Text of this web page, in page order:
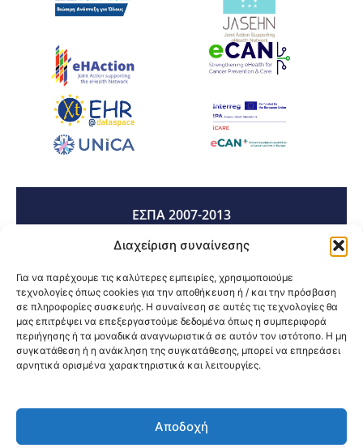
Διαχείριση συναίνεσης
Για να παρέχουμε τις καλύτερες εμπειρίες, χρησιμοποιούμε
τεχνολογίες όπως cookies για την αποθήκευση ή / και την πρόσβαση
σε πληροφορίες συσκευής. Η συναίνεση σε αυτές τις τεχνολογίες θα
μας επιτρέψει να επεξεργαστούμε δεδομένα όπως η συμπεριφορά
περιήγησης ή τα μοναδικά αναγνωριστικά σε αυτόν τον ιστότοπο. Η μη
συγκατάθεση ή η ανάκληση της συγκατάθεσης, μπορεί να επηρεάσει
αρνητικά ορισμένα χαρακτηριστικά και λειτουργίες.
Αποδοχή
ΕΣΠΑ 2007-2013
ΕΣΠΑ 2014-2020
ΕΣΠΑ 2021-2027
@2026 3ype.gr All rights reserved